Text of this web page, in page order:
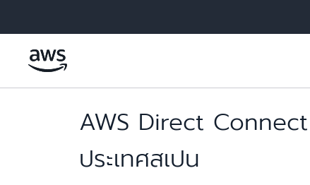
AWS Direct Connect
ประเทศสเปน